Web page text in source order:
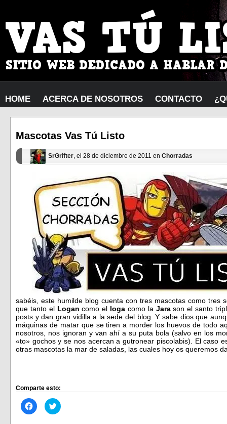
HOME ACERCA DE NOSOTROS CONTACTO
Mascotas Vas Tú Listo
SrGrifter, el 28 de diciembre de 2011 en Chorradas
sabéis, este humilde blog cuenta con tres mascotas como tres
que tanto el Logan como el Ioga como la Jarason el santo
posts y dan gran vidilla a la sede del blog. Y sabe dios que
máquinas de matar que se tiren a morder los huevos de todo
nosotros, nos ignoran y van ahí a su puta bola (salvo en los
«to» gochos y se nos acercan a gutronear piscolabis). El caso
otras mascotas la mar de saladas, las cuales hoy os queremos
Comparte esto:
Haz
clic
Haz
clic